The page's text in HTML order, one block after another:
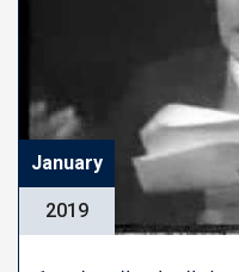
January
2019